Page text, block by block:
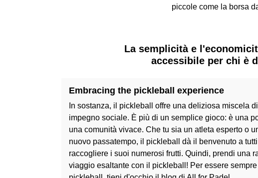
piccole come la borsa
La semplicità e
accessibile per chi è
Embracing the pickleball experience
In sostanza, il pickleball offre una deliziosa miscela
impegno sociale. È più di un semplice gioco: è una
una comunità vivace. Che tu sia un atleta esperto o
nuovo passatempo, il pickleball dà il benvenuto a
raccogliere i suoi numerosi frutti. Quindi, prendi una
viaggio esaltante con il pickleball! Per essere